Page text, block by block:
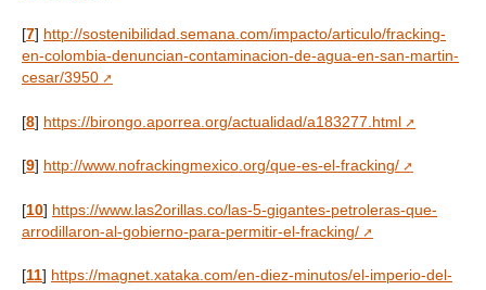
[7] http://sostenibilidad.semana.com/impacto/articulo/fracking-
en-colombia-denuncian-contaminacion-de-agua-en-san-martin-
cesar/3950
[8] https://birongo.aporrea.org/actualidad/a183277.html
[9] http://www.nofrackingmexico.org/que-es-el-fracking/
[10] https://www.las2orillas.co/las-5-gigantes-petroleras-que-
arrodillaron-al-gobierno-para-permitir-el-fracking/
[11] https://magnet.xataka.com/en-diez-minutos/el-imperio-del-